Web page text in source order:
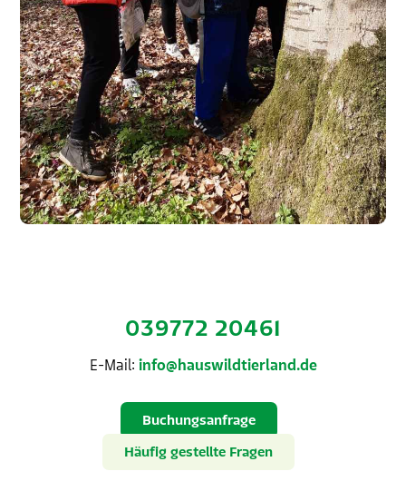
039772 20461
E-Mail: info@hauswildtierland.de
Buchungsanfrage
Häufig gestellte Fragen